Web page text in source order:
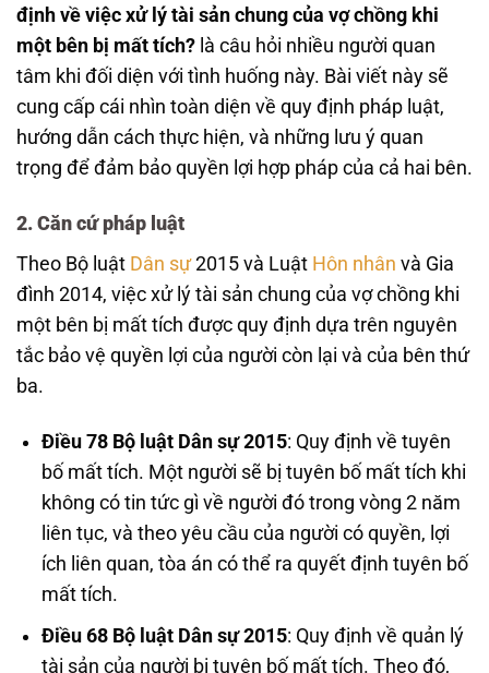
định về việc xử lý tài sản chung của vợ chồng khi
một bên bị mất tích? là câu hỏi nhiều người quan
tâm khi đối diện với tình huống này. Bài viết này sẽ
cung cấp cái nhìn toàn diện về quy định pháp luật,
hướng dẫn cách thực hiện, và những lưu ý quan
trọng để đảm bảo quyền lợi hợp pháp của cả hai bên.
2. Căn cứ pháp luật
Theo Bộ luật Dân sự2015 và Luật Hôn nhân và Gia
đình 2014, việc xử lý tài sản chung của vợ chồng khi
một bên bị mất tích được quy định dựa trên nguyên
tắc bảo vệ quyền lợi của người còn lại và của bên thứ
ba.
Điều 78 Bộ luật Dân sự 2015: Quy định về tuyên
bố mất tích. Một người sẽ bị tuyên bố mất tích khi
không có tin tức gì về người đó trong vòng 2 năm
liên tục, và theo yêu cầu của người có quyền, lợi
ích liên quan, tòa án có thể ra quyết định tuyên bố
mất tích.
Điều 68 Bộ luật Dân sự 2015: Quy định về quản lý
tài sản của người bị tuyên bố mất tích. Theo đó,